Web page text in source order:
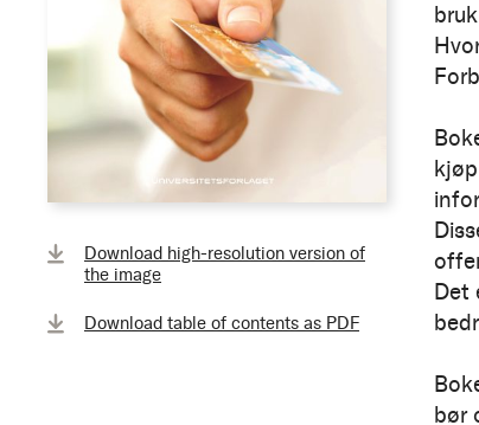
Download high-resolution version of
the image
Download table of contents as PDF
Det
bør